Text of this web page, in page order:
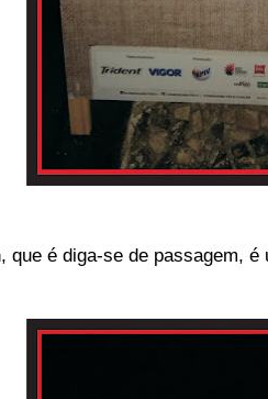
que é diga-se de passagem,